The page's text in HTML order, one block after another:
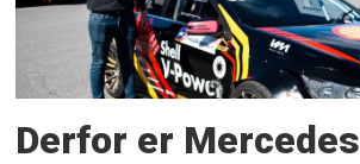
Derfor er